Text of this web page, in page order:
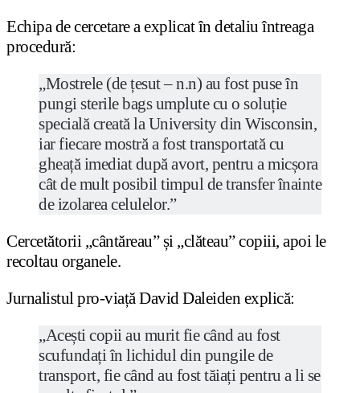
Echipa de cercetare a explicat în detaliu întreaga
procedură:
„Mostrele (de țesut – n.n) au fost puse în
pungi sterile bags umplute cu o soluție
specială creată la University din Wisconsin,
iar fiecare mostră a fost transportată cu
gheață imediat după avort, pentru a micșora
cât de mult posibil timpul de transfer înainte
de izolarea celulelor.”
Cercetătorii „cântăreau” și „clăteau” copiii, apoi le
recoltau organele.
Jurnalistul pro-viață David Daleiden explică:
„Acești copii au murit fie când au fost
scufundați în lichidul din pungile de
transport, fie când au fost tăiați pentru a li se